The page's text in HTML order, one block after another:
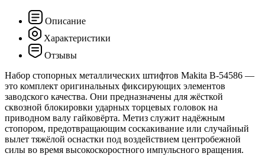
Описание
Характеристики
Отзывы
Набор стопорных металлических штифтов Makita B-54586 —
это комплект оригинальных фиксирующих элементов
заводского качества. Они предназначены для жёсткой
сквозной блокировки ударных торцевых головок на
приводном валу гайковёрта. Метиз служит надёжным
стопором, предотвращающим соскакивание или случайный
вылет тяжёлой оснастки под воздействием центробежной
силы во время высокоскоростного импульсного вращения.